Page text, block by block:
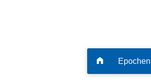
Epochen